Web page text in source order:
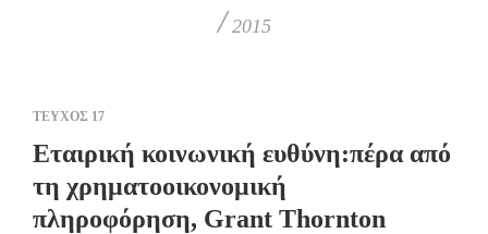
/ 2015
ΤΕΥΧΟΣ 17
Εταιρική κοινωνική ευθύνη:πέρα από
τη χρηματοοικονομική
πληροφόρηση, Grant Thornton